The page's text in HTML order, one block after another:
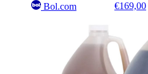
Bol.com
€169,00